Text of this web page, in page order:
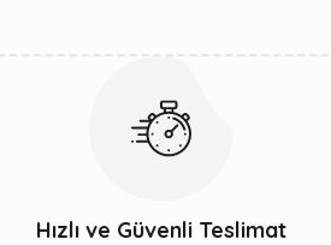
Hızlı ve Güvenli Teslimat